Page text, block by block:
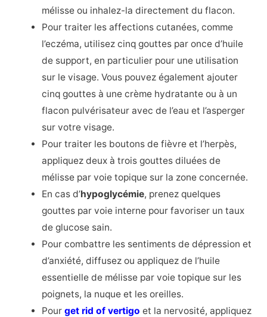
mélisse ou inhalez-la directement du flacon.
Pour traiter les affections cutanées, comme
l’eczéma, utilisez cinq gouttes par once d’huile
de support, en particulier pour une utilisation
sur le visage. Vous pouvez également ajouter
cinq gouttes à une crème hydratante ou à un
flacon pulvérisateur avec de l’eau et l’asperger
sur votre visage.
Pour traiter les boutons de fièvre et l’herpès,
appliquez deux à trois gouttes diluées de
mélisse par voie topique sur la zone concernée.
En cas d’hypoglycémie, prenez quelques
gouttes par voie interne pour favoriser un taux
de glucose sain.
Pour combattre les sentiments de dépression et
d’anxiété, diffusez ou appliquez de l’huile
essentielle de mélisse par voie topique sur les
poignets, la nuque et les oreilles.
Pourget rid of vertigo et la nervosité, appliquez